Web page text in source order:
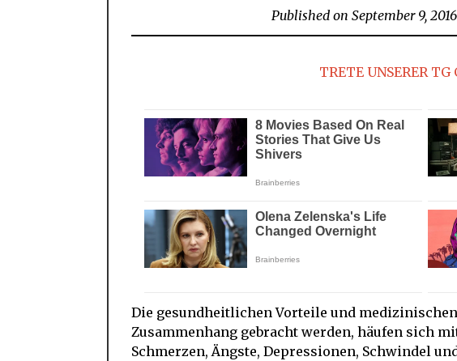
Published on September 9, 2016
TRETE UNSERER TG
Die gesundheitlichen Vorteile und
Zusammenhang gebracht werden, häufen sich
Schmerzen, Ängste, Depressionen, Schwindel